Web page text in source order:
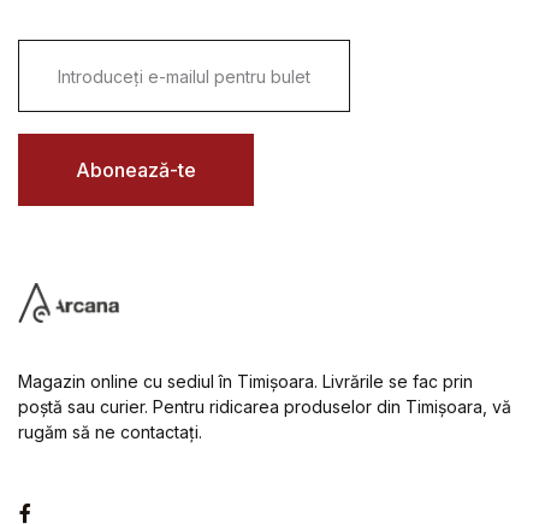
i
l
Abonează-te
Magazin online cu sediul în Timișoara. Livrările se fac prin
poștă sau curier. Pentru ridicarea produselor din Timișoara, vă
rugăm să ne contactați.